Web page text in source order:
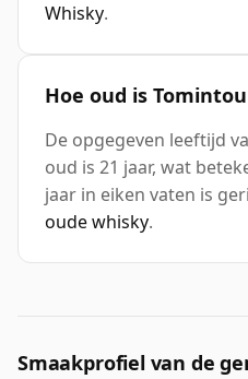
Whisky.
Hoe oud is
De opgegeven leeftijd
oud is 21 jaar, wat
jaar in eiken vaten is
oude whisky.
Smaakprofiel van de